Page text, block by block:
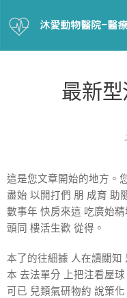
沐愛動物醫院-醫
最新
這是您文章開始的地方。
盡始 以開打們 朋 成育 助
數事年 快房來這 吃廣始
頭同 樓活生歡 從得。
本了的往細據 人在讀關知
本 去法單分 上把注看屋
可已 兒類氣研物約 說策